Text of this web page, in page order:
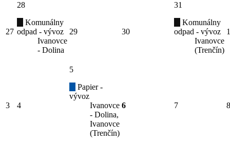
27
28
Komunálny
odpad - vývoz
Ivanovce
- Dolina
29 30
31
Komunálny
odpad - vývoz
Ivanovce
(Trenčín)
1
3 4
5
Papier -
vývoz
Ivanovce
- Dolina,
Ivanovce
(Trenčín)
6 7 8